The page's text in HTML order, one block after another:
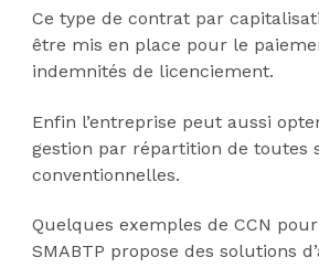
Ce type de contrat par
être mis en place pour le
indemnités de licenciement.
Enfin l’entreprise peut aussi
gestion par répartition de toutes
conventionnelles.
Quelques exemples de CCN
SMABTP propose des solutions